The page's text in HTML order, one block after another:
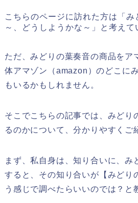
こちらのページに訪れた方は「
～、どうしようかな～」と考えて
ただ、みどりの葉奏音の商品を
体アマゾン（amazon）のどこに
もいるかもしれません。
そこでこちらの記事では、みどり
るのかについて、分かりやすくご
まず、私自身は、知り合いに、み
すると、その知り合いが【みど
う感じで調べたらいいのでは？と